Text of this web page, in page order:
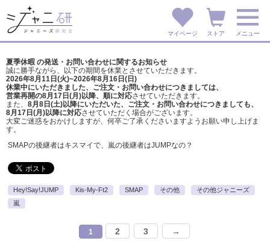
マイページ ストア メニュー
夏季休暇 の発送・お問い合わせに関するお知らせ
誠に勝手ながら、以下の期間を休業とさせていただきます。
2026年8月11日(火)~2026年8月16日(日)
休業中にいただきました、ご注文・お問い合わせにつきましては、
営業再開の8月17日(月)以降、順に対応させていただきます。
また、 8月8日(土)以降にいただいた、ご注文・ お問い合わせにつきましても、
8月17日(月)以降に対応させていただく場合がございます。
大変ご迷惑をおかけしますが、 何卒ご了承くださいますようお願い申し上げま
す。
SMAPの後継者はキスマイで、嵐の後継者はJUMPなの？
Hey!Say!JUMP Kis-My-Ft2 SMAP その他
その他ジャニーズ
嵐
1 2 3 →